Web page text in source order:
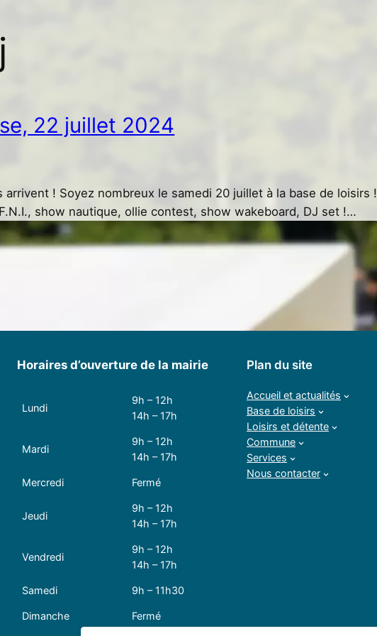
22 juillet 2024
arrivent ! Soyez nombreux le samedi 20 juillet à la base de loisirs !
show nautique, ollie contest, show wakeboard, DJ set !…
Horaires d’ouverture de la mairie
Lundi
9h – 12h
14h – 17h
Mardi
9h – 12h
14h – 17h
Mercredi Fermé
Jeudi
9h – 12h
14h – 17h
Vendredi
9h – 12h
14h – 17h
Samedi 9h – 11h30
Dimanche Fermé
Plan du site
Accueil et actualités
Base de loisirs
Loisirs et détente
Commune
Services
Nous contacter